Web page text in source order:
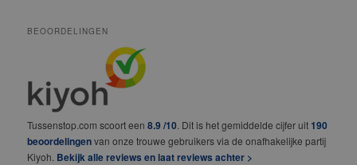
BEOORDELINGEN
Tussenstop.com scoort een8.9 /10 . Dit is het gemiddelde cijfer uit 190
beoordelingenvan onze trouwe gebruikers via de onafhakelijke partij
Kiyoh. Bekijk alle reviews en laat reviews achter >